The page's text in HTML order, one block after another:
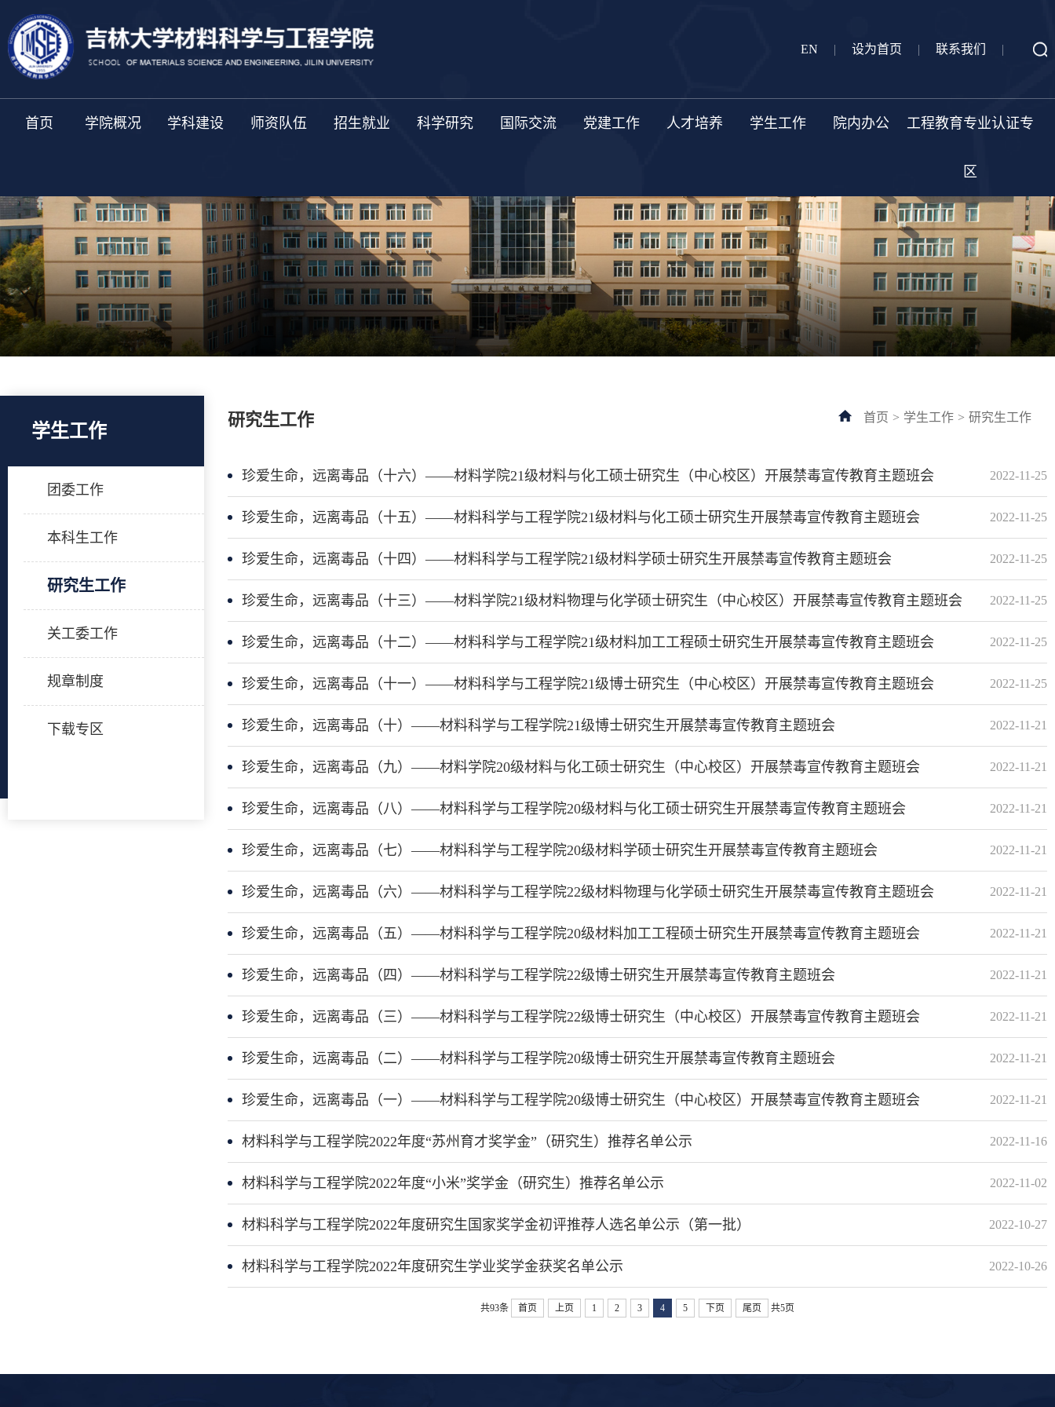
EN | 设为首页 | 联系我们 |
首页 学院概况 学科建设 师资队伍 招生就业 科学研究 国际交流 党建工作 人才培养 学生工作 院内办公 工程教育专业认证专
区
学生工作
团委工作
本科生工作
研究生工作
关工委工作
规章制度
下载专区
研究生工作 首页 > 学生工作 > 研究生工作
2022-11-25
珍爱生命，远离毒品（十六）——材料学院21级材料与化工硕士研究生（中心校区）开展禁毒宣传教育主题班会
2022-11-25
珍爱生命，远离毒品（十五）——材料科学与工程学院21级材料与化工硕士研究生开展禁毒宣传教育主题班会
2022-11-25
珍爱生命，远离毒品（十四）——材料科学与工程学院21级材料学硕士研究生开展禁毒宣传教育主题班会
2022-11-25
珍爱生命，远离毒品（十三）——材料学院21级材料物理与化学硕士研究生（中心校区）开展禁毒宣传教育主题班会
2022-11-25
珍爱生命，远离毒品（十二）——材料科学与工程学院21级材料加工工程硕士研究生开展禁毒宣传教育主题班会
2022-11-25
珍爱生命，远离毒品（十一）——材料科学与工程学院21级博士研究生（中心校区）开展禁毒宣传教育主题班会
2022-11-21
珍爱生命，远离毒品（十）——材料科学与工程学院21级博士研究生开展禁毒宣传教育主题班会
2022-11-21
珍爱生命，远离毒品（九）——材料学院20级材料与化工硕士研究生（中心校区）开展禁毒宣传教育主题班会
2022-11-21
珍爱生命，远离毒品（八）——材料科学与工程学院20级材料与化工硕士研究生开展禁毒宣传教育主题班会
2022-11-21
珍爱生命，远离毒品（七）——材料科学与工程学院20级材料学硕士研究生开展禁毒宣传教育主题班会
2022-11-21
珍爱生命，远离毒品（六）——材料科学与工程学院22级材料物理与化学硕士研究生开展禁毒宣传教育主题班会
2022-11-21
珍爱生命，远离毒品（五）——材料科学与工程学院20级材料加工工程硕士研究生开展禁毒宣传教育主题班会
2022-11-21
珍爱生命，远离毒品（四）——材料科学与工程学院22级博士研究生开展禁毒宣传教育主题班会
2022-11-21
珍爱生命，远离毒品（三）——材料科学与工程学院22级博士研究生（中心校区）开展禁毒宣传教育主题班会
2022-11-21
珍爱生命，远离毒品（二）——材料科学与工程学院20级博士研究生开展禁毒宣传教育主题班会
2022-11-21
珍爱生命，远离毒品（一）——材料科学与工程学院20级博士研究生（中心校区）开展禁毒宣传教育主题班会
2022-11-16
材料科学与工程学院2022年度“苏州育才奖学金”（研究生）推荐名单公示
2022-11-02
材料科学与工程学院2022年度“小米”奖学金（研究生）推荐名单公示
2022-10-27
材料科学与工程学院2022年度研究生国家奖学金初评推荐人选名单公示（第一批）
2022-10-26
材料科学与工程学院2022年度研究生学业奖学金获奖名单公示
共93条 首页 上页 1 2 3 4 5 下页 尾页 共5页